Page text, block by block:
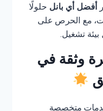
أفضل أي بانل حلولًا
مع الحرص على
بيئة تشغيل.
وثقة في